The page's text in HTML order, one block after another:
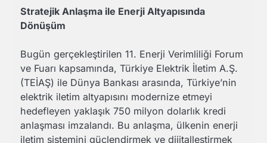
Stratejik Anlaşma ile Enerji Altyapısında
Dönüşüm
Bugün gerçekleştirilen 11. Enerji Verimliliği Forum
ve Fuarı kapsamında, Türkiye Elektrik İletim A.Ş.
(TEİAŞ) ile Dünya Bankası arasında, Türkiye’nin
elektrik iletim altyapısını modernize etmeyi
hedefleyen yaklaşık 750 milyon dolarlık kredi
anlaşması imzalandı. Bu anlaşma, ülkenin enerji
iletim sistemini güçlendirmek ve dijitalleştirmek